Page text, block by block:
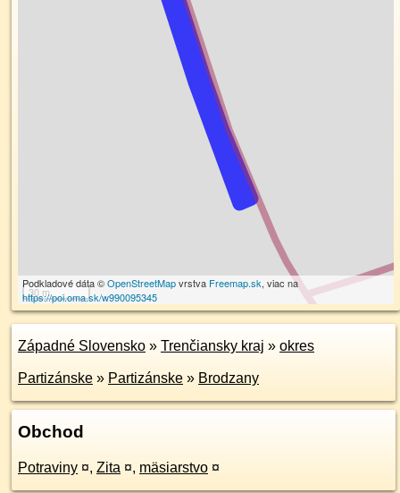
30 m
Podkladové dáta ©OpenStreetMapvrstva Freemap.sk, viac na
https://poi.oma.sk/w990095345
Západné Slovensko » Trenčiansky kraj » okres
Partizánske » Partizánske » Brodzany
Obchod
Potraviny ¤, Zita ¤, mäsiarstvo ¤